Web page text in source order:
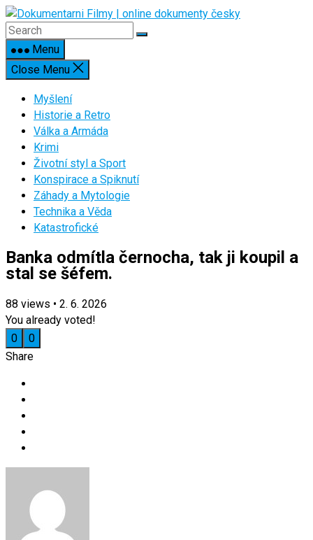
Skip
to
contentMenu
Close Menu
Myšlení
Historie a Retro
Válka a Armáda
Krimi
Životní styl a Sport
Konspirace a Spiknutí
Záhady a Mytologie
Technika a Věda
Katastrofické
Banka odmítla černocha, tak ji koupil a
stal se šéfem.
88 views • 2. 6. 2026
You already voted!
0
0
Share